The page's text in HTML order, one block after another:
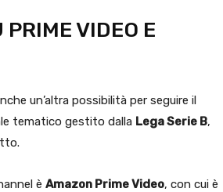
VIDEO E
un’altra possibilità per seguire il
tematico gestito dalla Lega Serie B,
è Amazon Prime Video, con cui è